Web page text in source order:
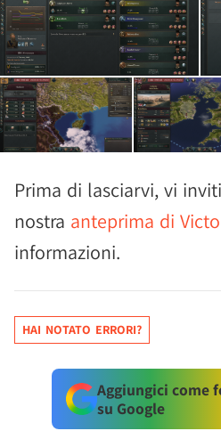
Prima di lasciarvi, vi
nostra anteprima di
informazioni.
HAI NOTATO ERRORI?
Aggiungici come
su Google